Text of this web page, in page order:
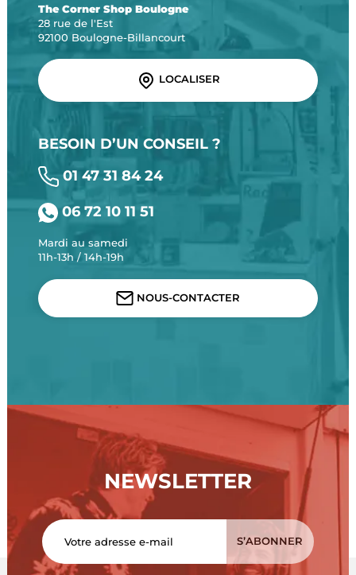
The Corner Shop Boulogne
28 rue de l'Est
92100 Boulogne-Billancourt
LOCALISER
BESOIN D’UN CONSEIL ?
01 47 31 84 24
06 72 10 11 51
Mardi au samedi
11h-13h / 14h-19h
NOUS-CONTACTER
NEWSLETTER